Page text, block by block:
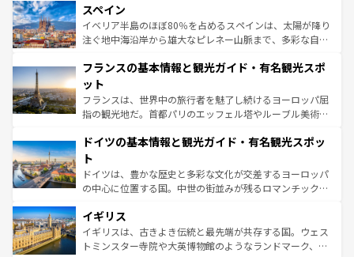
ろん、トスカーナの美しい田園風景やアマルフィ海岸の絶
景など、自然景観も見逃せない。観光の合間には、本場の
ピザやパスタなど、絶品のイタリア料理を堪能することも
ませてくれるイタリアで、忘れられない旅をしてみよう！
なお、新着のイタリア情報は
しい。
スペイン
イベリア半島のほぼ80％を占めるスペインは、太陽が降り
注ぐ地中海沿岸から雄大なピレネー山脈まで、多彩な自然
文化が根付くこの国では、情熱的なフラメンコ、熱気あふ
れる闘牛、そして美味しいタパスが生活の一部となってい
る。首都マドリードの洗練された雰囲気や、バルセロナの
アートに溢れた街角から、地方では古代ローマ遺跡や中世
せる。地方によって風土や気候が異なるスペインはその個
ンテンツ一覧 を参照してほしい。
フランスの基本情報と観光ガイド・有名観光スポ
ット
フランスは、世界中の旅行者を魅了し続けるヨーロッパ屈
指の観光地だ。首都パリのエッフェル塔やルーブル美術館
で、幅広い魅力が詰まっている。華麗な宮殿、歴史的な大
聖堂、美しいビーチ、そして豊かな自然が、訪れる者を心
から魅了する。また、フランスは美食の国としても知ら
れ、フランス料理はユネスコ無形文化遺産にも登録されて
香り高いラベンダー畑など、多彩な楽しみ方が可能だ。さ
らに、パリ以外の地域にも魅力が溢れており、どの街角に
も豊かな歴史と文化が息づいている。パリ以外の個性あふ
ドイツの基本情報と観光ガイド・有名観光スポッ
ト
ドイツは、豊かな歴史と多彩な文化が交差するヨーロッパ
の中心に位置する国。中世の街並みが残るロマンチック街
顔を持つこの国は、どこを歩いても飽きることがない。ベ
ルリンの文化的活気、バイエルン州のアルプスの絶景、そ
してライン川沿いのワイン畑といった風景は必見。ビール
イギリス
イギリスは、古きよき伝統と最先端が共存する国。ウェス
トミンスター寺院や大英博物館のようなランドマーク、歴